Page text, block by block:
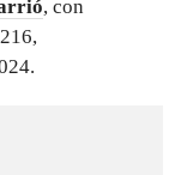
, con